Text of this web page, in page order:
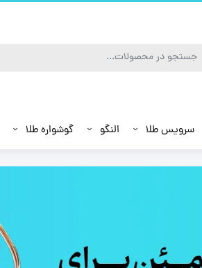
سرویس طلا النگو گوشواره طلا